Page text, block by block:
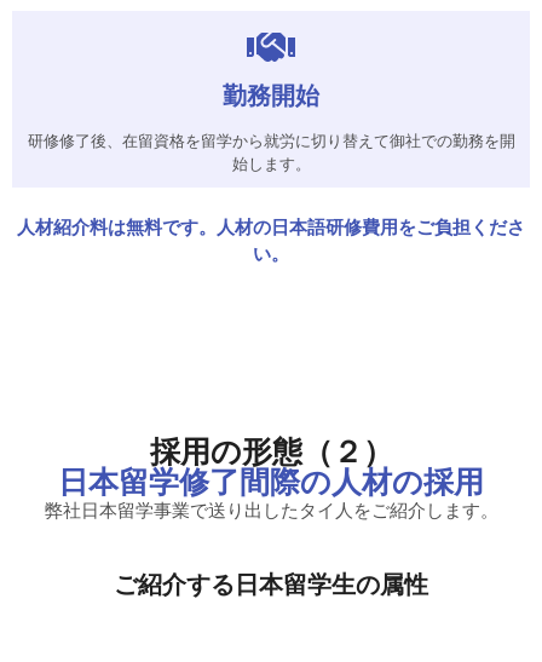
勤務開始
研修修了後、在留資格を留学から就労に切り替えて御社での勤務を開
始します。
人材紹介料は無料です。人材の日本語研修費用をご負担くださ
い。
採用の形態（２）
日本留学修了間際の人材の採用
弊社日本留学事業で送り出したタイ人をご紹介します。
ご紹介する日本留学生の属性